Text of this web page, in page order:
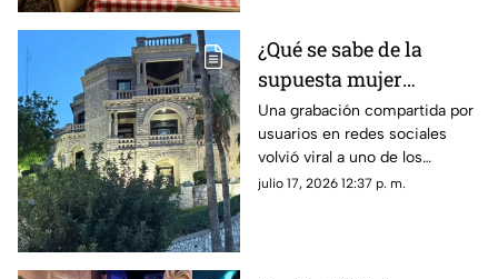
¿Qué se sabe de la
supuesta mujer
fantasma que se hizo
viral en la Casa del
Cerro de Torreón?
Una grabación compartida por
usuarios en redes sociales
volvió viral a uno de los
inmuebles más
julio 17, 2026 12:37 p. m.